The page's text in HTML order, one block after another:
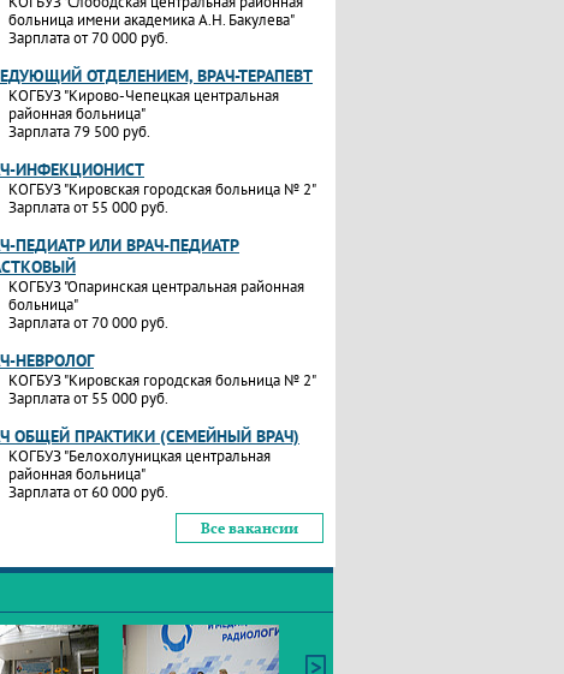
больница имени академика А.Н. Бакулева"
Зарплата от 70 000 руб.
ОТДЕЛЕНИЕМ, ВРАЧ-ТЕРАПЕВТ
КОГБУЗ "Кирово-Чепецкая центральная
районная больница"
Зарплата 79 500 руб.
ИНФЕКЦИОНИСТ
КОГБУЗ "Кировская городская больница № 2"
Зарплата от 55 000 руб.
ПЕДИАТР ИЛИ ВРАЧ-ПЕДИАТР
КОГБУЗ "Опаринская центральная районная
больница"
Зарплата от 70 000 руб.
НЕВРОЛОГ
КОГБУЗ "Кировская городская больница № 2"
Зарплата от 55 000 руб.
ОБЩЕЙ ПРАКТИКИ (СЕМЕЙНЫЙ ВРАЧ)
КОГБУЗ "Белохолуницкая центральная
районная больница"
Зарплата от 60 000 руб.
Все вакансии